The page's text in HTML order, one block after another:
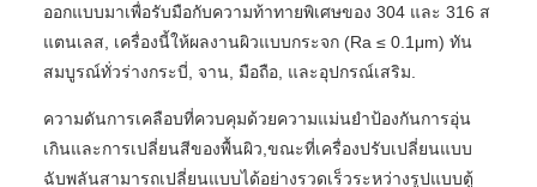
ออกแบบมาเพื่อรับมือกับความท้าทายพิเศษของ 304 และ 316 ส
แตนเลส, เครื่องนี้ให้ผลงานผิวแบบกระจก (Ra ≤ 0.1μm) ทัน
สมบูรณ์ทั่วร่างกระบี่, จาน, มือถือ, และอุปกรณ์เสริม.
ความดันการเคลือบที่ควบคุมด้วยความแม่นยําป้องกันการอุ่น
เกินและการเปลี่ยนสีของพื้นผิว,ขณะที่เครื่องปรับเปลี่ยนแบบ
ฉับพลันสามารถเปลี่ยนแบบได้อย่างรวดเร็วระหว่างรูปแบบตู้